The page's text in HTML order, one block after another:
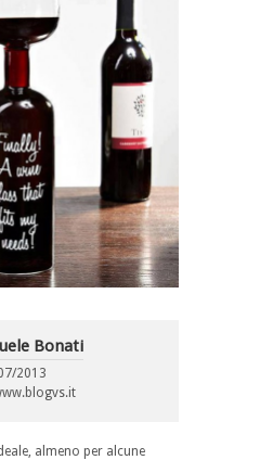
Bonati
2013
almeno per alcune